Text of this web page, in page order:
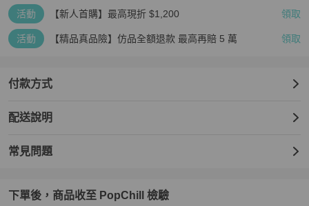
活動 【新人首購】最高現折 $1,200 領取
活動 【精品真品險】仿品全額退款 最高再賠 5 萬 領取
付款方式
配送說明
常見問題
下單後，商品收至 PopChill 檢驗